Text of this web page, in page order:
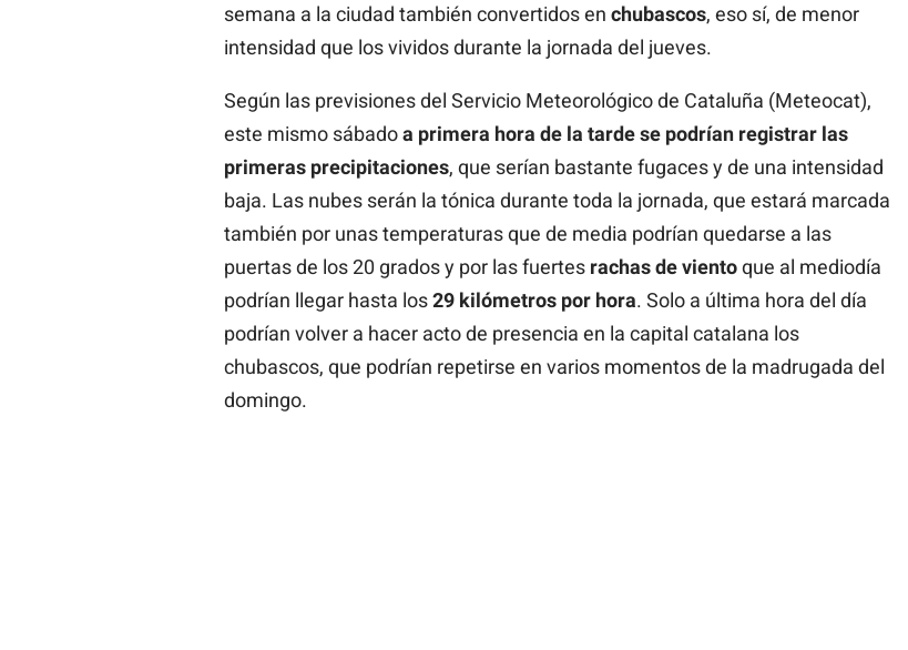
semana a la ciudad también convertidos en chubascos, eso sí, de menor
intensidad que los vividos durante la jornada del jueves.
Según las previsiones del Servicio Meteorológico de Cataluña (Meteocat),
este mismo sábadoa primera hora de la tarde se podrían registrar las
primeras precipitaciones, que serían bastante fugaces y de una intensidad
baja. Las nubes serán la tónica durante toda la jornada, que estará marcada
también por unas temperaturas que de media podrían quedarse a las
puertas de los 20 grados y por las fuertes rachas de vientoque al mediodía
podrían llegar hasta los29 kilómetros por hora. Solo a última hora del día
podrían volver a hacer acto de presencia en la capital catalana los
chubascos, que podrían repetirse en varios momentos de la madrugada del
domingo.